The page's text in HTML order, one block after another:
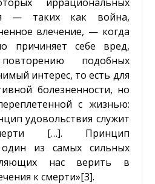
— таких как война,
влечение, — когда
причиняет себе вред,
подобных
интерес, то есть для
болезненности, но
с жизнью:
удовольствия служит
[…]. Принцип
из самых сильных
нас верить в
к смерти»[3].